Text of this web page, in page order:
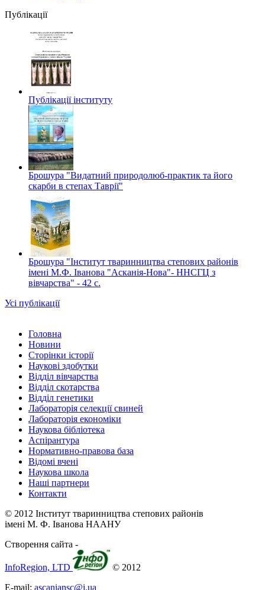
Публікації
Публікації інституту
Брошура "Видатний природолюб-практик та його
скарби в степах Таврії"
Брошура "Інститут тваринництва степових районів
імені М.Ф. Іванова "Асканія-Нова"- ННСГЦ з
вівчарства" - 42 c.
Усі публікації
Головна
Новини
Сторінки історії
Наукові здобутки
Відділ вівчарства
Відділ скотарства
Відділ генетики
Лабораторія селекції свиней
Лабораторія економіки
Наукова бібліотека
Аспірантура
Нормативно-правова база
Відомі вчені
Наукова школа
Наші партнери
Контакти
© 2012 Інститут тваринництва степових районів
імені М. Ф. Іванова НААНУ
Створення сайта -
InfoRegion, LTD
© 2012
E-mail: ascaniansc@i.ua